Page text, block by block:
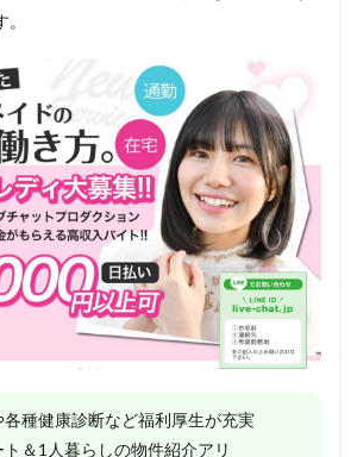
各種健康診断など福利厚生が充実
ト＆1人暮らしの物件紹介アリ